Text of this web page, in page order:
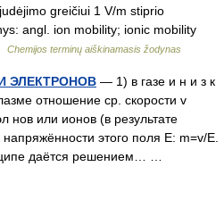
greičiui 1 V/m stiprio
angl. ion mobility; ionic mobility
Chemijos terminų aiškinamasis žodynas
ЭЛЕКТРОНОВ — 1) в газе и н и з к
отношение ср. скорости v
нов или ионов (в результате
этого поля Е: m=v/E.
даётся решением… …